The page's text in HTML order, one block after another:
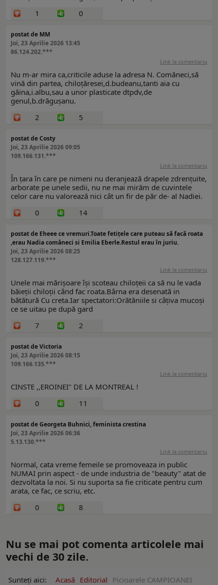
1
0
postat de MM
Joi, 23 Aprilie 2026 13:45
86.124.202.***
Link la comentariu
Nu m-ar mira ca,criticile aduse la adresa N. Comăneci,să
vină din partea, chiloțăresei,d.budeanu,tanti aia cu
găina,i.albu,sau a unor plasticate dtpdv,de
genul,b.drăgușanu.
2
5
postat de Costy
Joi, 23 Aprilie 2026 09:05
109.166.131.***
Link la comentariu
În țara în care pe nimeni nu deranjează drapele zdrențuite,
arborate pe unele sedii, nu ne mai mirăm de cuvintele
celor care nu valorează nici cât un fir de păr de- al Nadiei.
0
14
postat de Eheee ce vremuri.Toate fetițele care puteau să facă roata
,erau Nadia comăneci si Emilia Eberle.Restul erau în juriu.
Joi, 23 Aprilie 2026 08:25
128.127.119.***
Link la comentariu
Unele mai mărișoare își scoteau chiloțeii ca să nu le vada
băieții chiloții când fac roata.Bârna era desenată in
bătătură Cu creta.Iar spectatori:Orătăniile si câțiva mucoși
ce se uitau pe după gard
7
2
postat de Victoria
Joi, 23 Aprilie 2026 08:15
109.166.135.***
Link la comentariu
CINSTE ,,EROINEI" DE LA MONTREAL !
0
11
postat de Georgeta Buhnici, feminista crestina
Joi, 23 Aprilie 2026 06:36
5.13.130.***
Link la comentariu
Normal, cata vreme femeile se promoveaza in public
NUMAI prin aspect - de unde industria de "beauty" atat de
dezvoltata la noi. Si nu suporta sa fie criticate pentru cum
arata, ce fac, ce scriu, etc.
0
8
Nu se mai pot comenta articolele mai
vechi de 30 zile.
Sunteți aici: Acasă Editorial Picioarele CAMPIOANEI